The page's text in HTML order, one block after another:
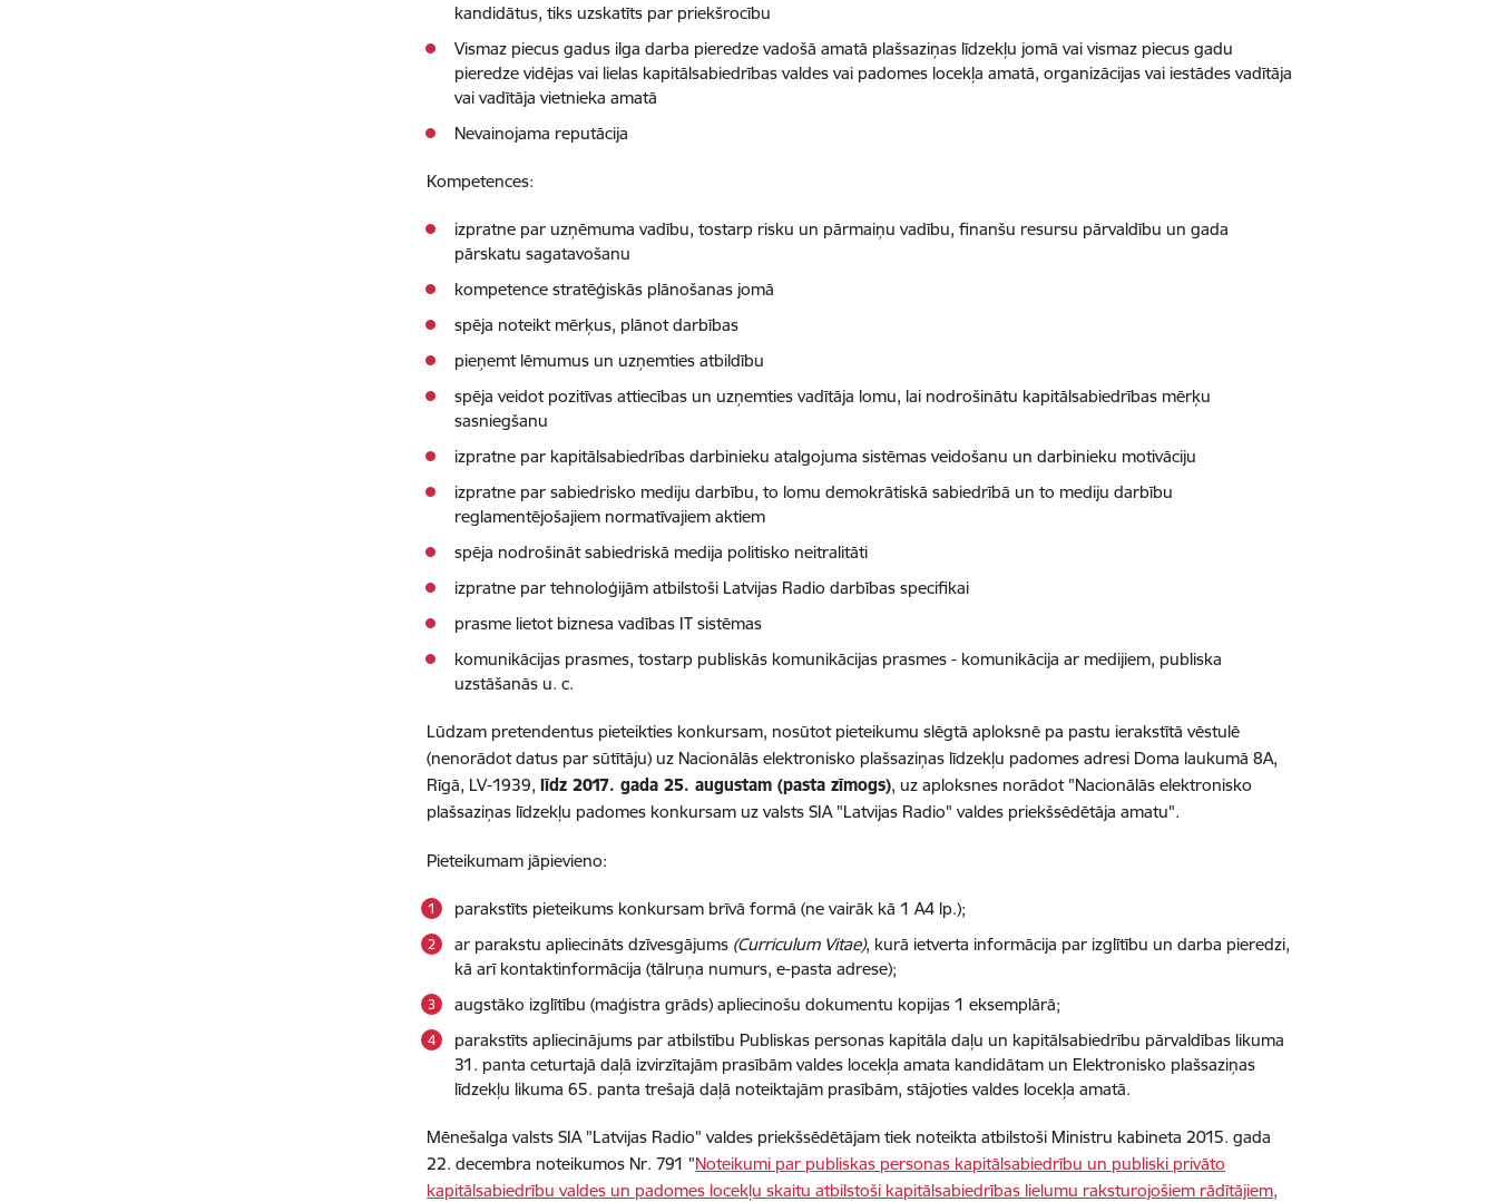
kandidātus, tiks uzskatīts par priekšrocību
Vismaz piecus gadus ilga darba pieredze vadošā amatā plašsaziņas līdzekļu jomā vai vismaz piecus gadu
pieredze vidējas vai lielas kapitālsabiedrības valdes vai padomes locekļa amatā, organizācijas vai iestādes vadītāja
vai vadītāja vietnieka amatā
Nevainojama reputācija
Kompetences:
izpratne par uzņēmuma vadību, tostarp risku un pārmaiņu vadību, finanšu resursu pārvaldību un gada
pārskatu sagatavošanu
kompetence stratēģiskās plānošanas jomā
spēja noteikt mērķus, plānot darbības
pieņemt lēmumus un uzņemties atbildību
spēja veidot pozitīvas attiecības un uzņemties vadītāja lomu, lai nodrošinātu kapitālsabiedrības mērķu
sasniegšanu
izpratne par kapitālsabiedrības darbinieku atalgojuma sistēmas veidošanu un darbinieku motivāciju
izpratne par sabiedrisko mediju darbību, to lomu demokrātiskā sabiedrībā un to mediju darbību
reglamentējošajiem normatīvajiem aktiem
spēja nodrošināt sabiedriskā medija politisko neitralitāti
izpratne par tehnoloģijām atbilstoši Latvijas Radio darbības specifikai
prasme lietot biznesa vadības IT sistēmas
komunikācijas prasmes, tostarp publiskās komunikācijas prasmes - komunikācija ar medijiem, publiska
uzstāšanās u. c.
Lūdzam pretendentus pieteikties konkursam, nosūtot pieteikumu slēgtā aploksnē pa pastu ierakstītā vēstulē
(nenorādot datus par sūtītāju) uz Nacionālās elektronisko plašsaziņas līdzekļu padomes adresi Doma laukumā 8A,
Rīgā, LV-1939,līdz 2017. gada 25. augustam (pasta zīmogs), uz aploksnes norādot "Nacionālās elektronisko
plašsaziņas līdzekļu padomes konkursam uz valsts SIA "Latvijas Radio" valdes priekšsēdētāja amatu".
Pieteikumam jāpievieno:
parakstīts pieteikums konkursam brīvā formā (ne vairāk kā 1 A4 lp.);
ar parakstu apliecināts dzīvesgājums (Curriculum Vitae), kurā ietverta informācija par izglītību un darba pieredzi,
kā arī kontaktinformācija (tālruņa numurs, e-pasta adrese);
augstāko izglītību (maģistra grāds) apliecinošu dokumentu kopijas 1 eksemplārā;
parakstīts apliecinājums par atbilstību Publiskas personas kapitāla daļu un kapitālsabiedrību pārvaldības likuma
31. panta ceturtajā daļā izvirzītajām prasībām valdes locekļa amata kandidātam un Elektronisko plašsaziņas
līdzekļu likuma 65. panta trešajā daļā noteiktajām prasībām, stājoties valdes locekļa amatā.
Mēnešalga valsts SIA "Latvijas Radio" valdes priekšsēdētājam tiek noteikta atbilstoši Ministru kabineta 2015. gada
22. decembra noteikumos Nr. 791 "Noteikumi par publiskas personas kapitālsabiedrību un publiski privāto
kapitālsabiedrību valdes un padomes locekļu skaitu atbilstoši kapitālsabiedrības lielumu raksturojošiem rādītājiem,